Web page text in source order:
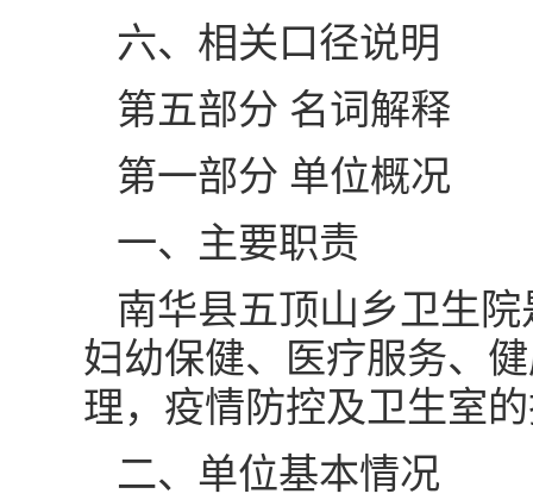
六、相关口径说明
第五部分 名词解释
第一部分 单位概况
一、主要职责
南华县五顶山乡卫生
妇幼保健、医疗服务、
理，疫情防控及卫生室
二、单位基本情况